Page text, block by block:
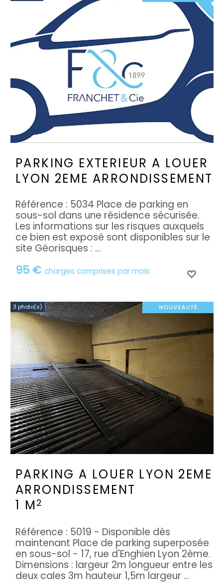
PARKING EXTERIEUR A LOUER
LYON 2EME ARRONDISSEMENT
95 € charges comprises par mois
Référence : 5034 Place de parking en
sous-sol dans une résidence sécurisée.
Les informations sur les risques auxquels
ce bien est exposé sont disponibles sur le
site Géorisques : ...
3 photo(s)
PARKING A LOUER LYON 2EME
ARRONDISSEMENT
1 M 2
Référence : 5019 - Disponible dès
maintenant Place de parking superposée
en sous-sol - 17, rue d'Enghien Lyon 2ème.
Dimensions : largeur 2m longueur entre les
deux cales 3m hauteur 1,5m largeur ...